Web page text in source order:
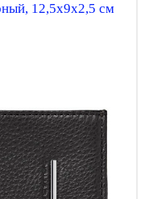
12,5x9x2,5 см